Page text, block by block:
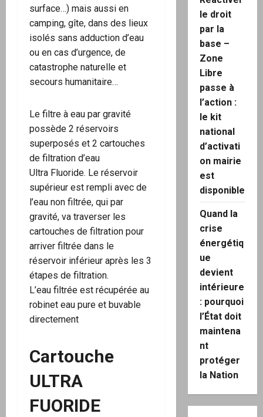
surface…) mais aussi en
camping, gîte, dans des lieux
isolés sans adduction d’eau
ou en cas d’urgence, de
catastrophe naturelle et
secours humanitaire…
Le filtre à eau par gravité
possède 2 réservoirs
superposés et 2 cartouches
de filtration d’eau
Ultra Fluoride. Le réservoir
supérieur est rempli avec de
l’eau non filtrée, qui par
gravité, va traverser les
cartouches de filtration pour
arriver filtrée dans le
réservoir inférieur après les 3
étapes de filtration.
L’eau filtrée est récupérée au
robinet eau pure et buvable
directement
Cartouche
ULTRA
FUORIDE
le droit
par la
base –
Zone
Libre
passe à
l’action :
le kit
national
d’activati
on mairie
est
disponible
Quand la
crise
énergétiq
ue
devient
intérieure
: pourquoi
l’État doit
maintena
nt
protéger
la Nation